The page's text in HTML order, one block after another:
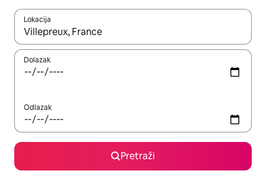
Lokacija
Kada budu dostupni rezultati, moći ćete ih pregledati
Dolazak
Odlazak
Pretraži